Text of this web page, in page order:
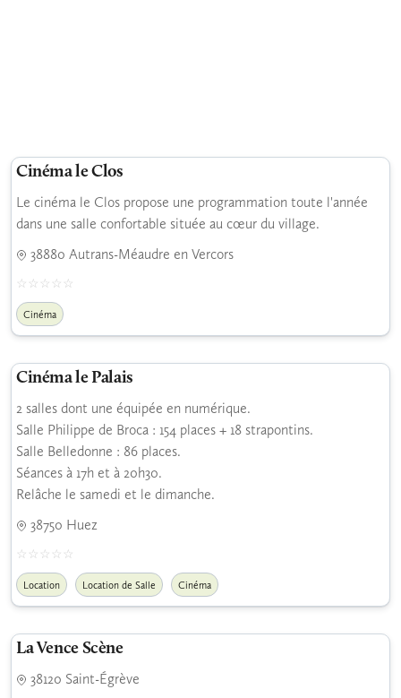
Cinéma le Clos
Le cinéma le Clos propose une programmation toute l'année
dans une salle confortable située au cœur du village.
38880 Autrans-Méaudre en Vercors
Cinéma
Cinéma le Palais
2 salles dont une équipée en numérique.
Salle Philippe de Broca : 154 places + 18 strapontins.
Salle Belledonne : 86 places.
Séances à 17h et à 20h30.
Relâche le samedi et le dimanche.
38750 Huez
Location Location de Salle Cinéma
La Vence Scène
38120 Saint-Égrève